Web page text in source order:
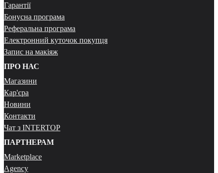
Гарантії
Бонусна програма
Реферальна програма
Електронний куточок покупця
Запис на макіяж
ПРО НАС
Магазини
Кар'єра
Новини
Контакти
Чат з INTERTOP
ПАРТНЕРАМ
Marketplace
Agency